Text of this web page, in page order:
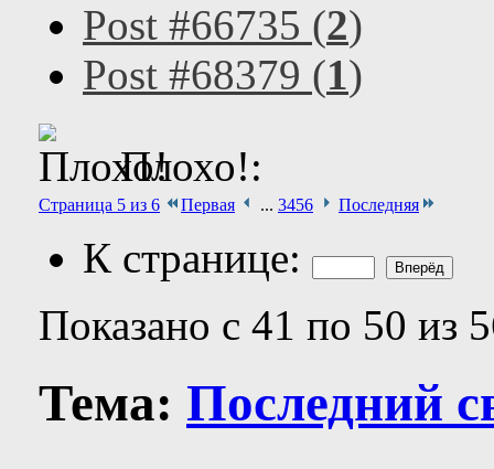
Post #66735 (2)
Post #68379 (1)
Плохо!:
Страница 5 из 6 Первая ... 3456 Последняя
К странице:
Показано с 41 по 50 из
Тема: Последний